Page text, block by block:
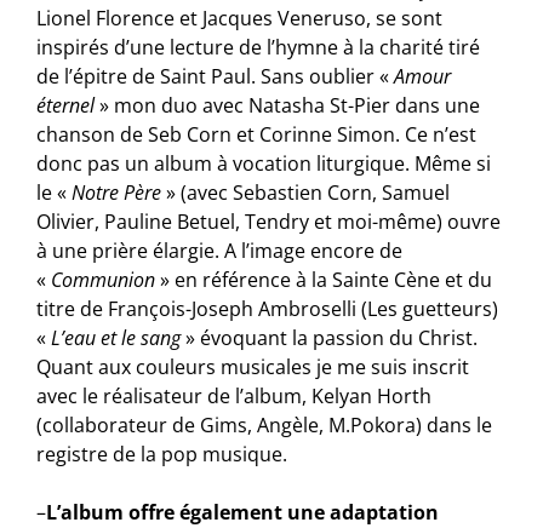
Lionel Florence et Jacques Veneruso, se sont
inspirés d’une lecture de l’hymne à la charité tiré
de l’épitre de Saint Paul. Sans oublier «Amour
éternel» mon duo avec Natasha St-Pier dans une
chanson de Seb Corn et Corinne Simon. Ce n’est
donc pas un album à vocation liturgique. Même si
le «Notre Père» (avec Sebastien Corn, Samuel
Olivier, Pauline Betuel, Tendry et moi-même) ouvre
à une prière élargie. A l’image encore de
« Communion» en référence à la Sainte Cène et du
titre de François-Joseph Ambroselli (Les guetteurs)
«L’eau et le sang» évoquant la passion du Christ.
Quant aux couleurs musicales je me suis inscrit
avec le réalisateur de l’album, Kelyan Horth
(collaborateur de Gims, Angèle, M.Pokora) dans le
registre de la pop musique.
–L’album offre également une adaptation